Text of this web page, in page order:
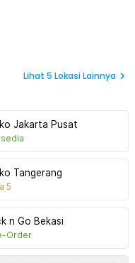
Lihat 5 Lokasi Lainnya
Jakarta Pusat
Tangerang
5
n Go Bekasi
Order